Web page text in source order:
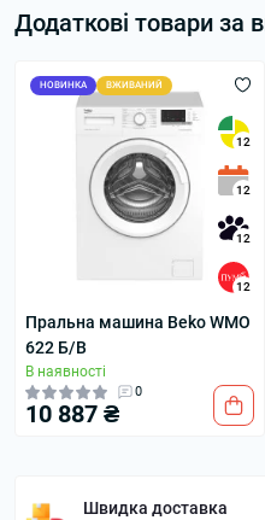
Додаткові товари за
НОВИНКА ВЖИВАНИЙ
12
12
12
12
Пральна машина Beko WMO
622 Б/В
В наявності
0
10 887 ₴
Швидка доставка